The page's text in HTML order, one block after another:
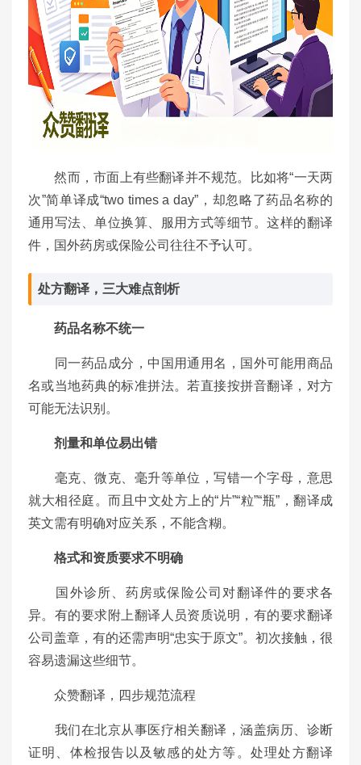
然而，市面上有些翻译并不规范。比如将“一天两
次”简单译成“two times a day”，却忽略了药品名称的
通用写法、单位换算、服用方式等细节。这样的翻译
件，国外药房或保险公司往往不予认可。
处方翻译，三大难点剖析
药品名称不统一
同一药品成分，中国用通用名，国外可能用商品
名或当地药典的标准拼法。若直接按拼音翻译，对方
可能无法识别。
剂量和单位易出错
毫克、微克、毫升等单位，写错一个字母，意思
就大相径庭。而且中文处方上的“片”“粒”“瓶”，翻译成
英文需有明确对应关系，不能含糊。
格式和资质要求不明确
国外诊所、药房或保险公司对翻译件的要求各
异。有的要求附上翻译人员资质说明，有的要求翻译
公司盖章，有的还需声明“忠实于原文”。初次接触，很
容易遗漏这些细节。
众赞翻译，四步规范流程
我们在北京从事医疗相关翻译，涵盖病历、诊断
证明、体检报告以及敏感的处方等。处理处方翻译